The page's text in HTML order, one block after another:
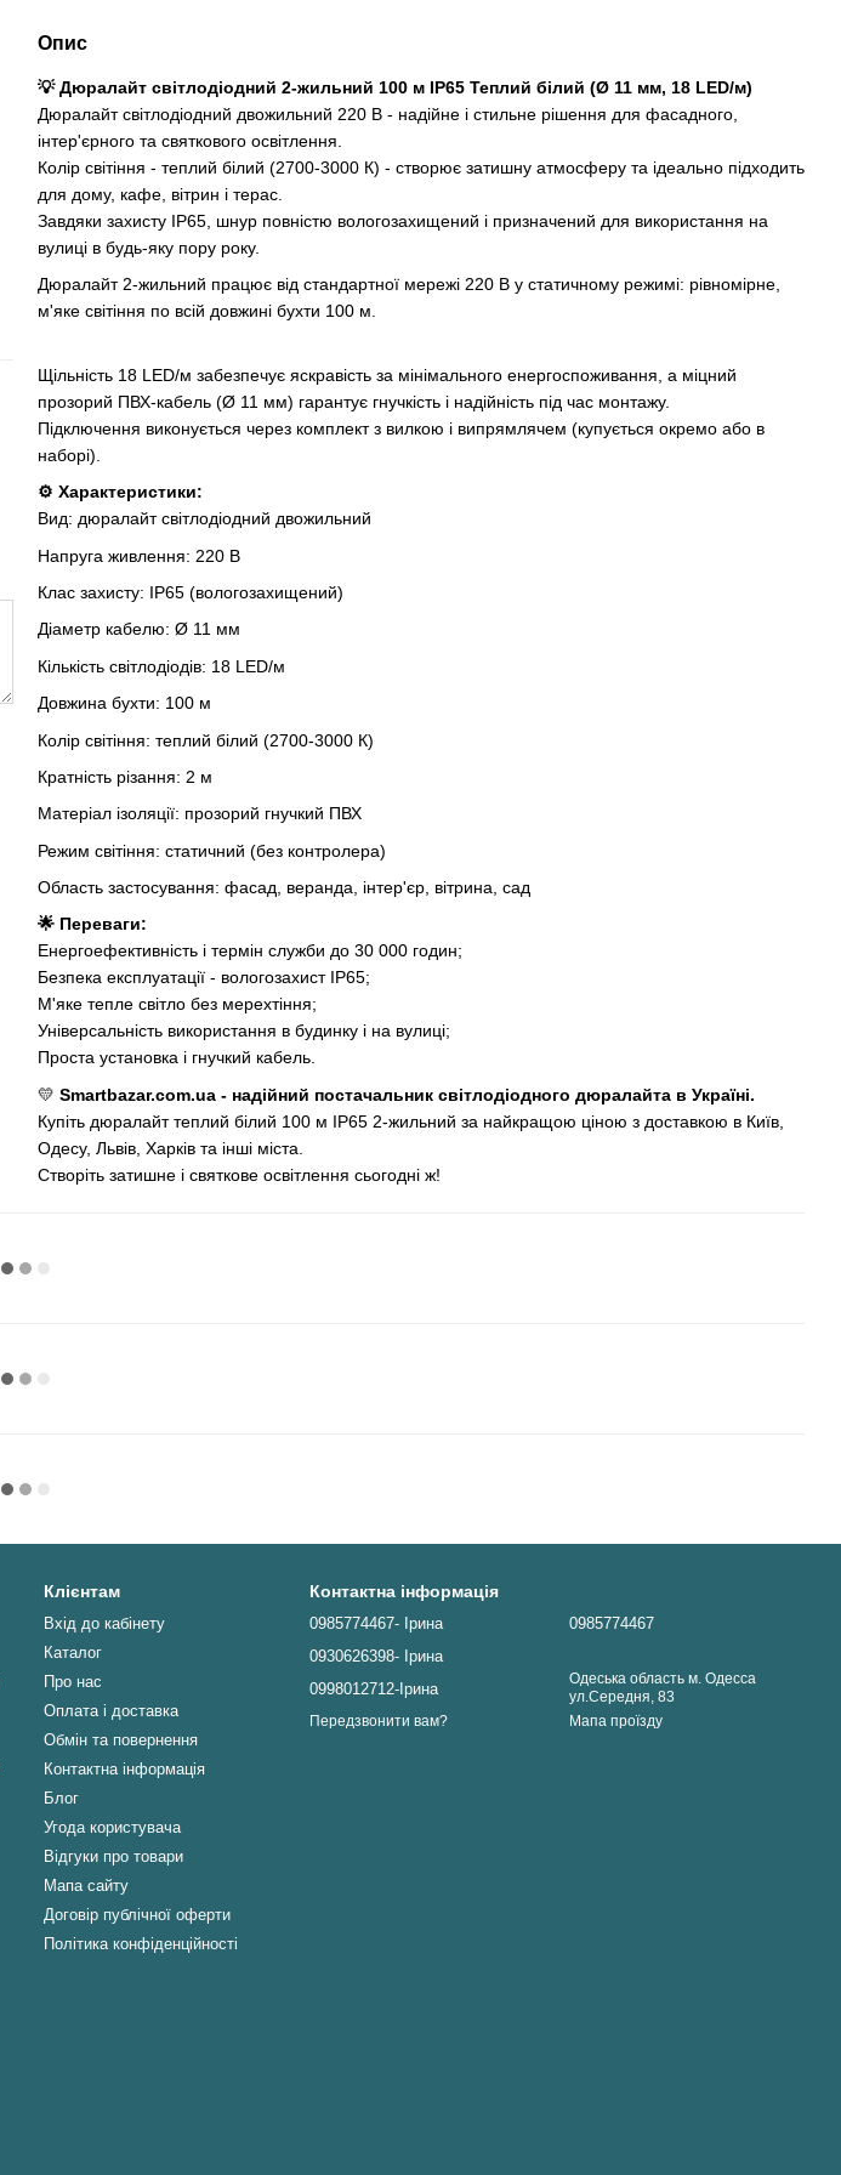
Опис
💡 Дюралайт світлодіодний 2-жильний 100 м IP65 Теплий білий (Ø 11 мм, 18 LED/м)
Дюралайт світлодіодний двожильний 220 В - надійне і стильне рішення для фасадного,
інтер'єрного та святкового освітлення.
Колір світіння - теплий білий (2700-3000 К) - створює затишну атмосферу та ідеально підходить
для дому, кафе, вітрин і терас.
Завдяки захисту IP65, шнур повністю вологозахищений і призначений для використання на
вулиці в будь-яку пору року.
Дюралайт 2-жильний працює від стандартної мережі 220 В у статичному режимі: рівномірне,
м'яке світіння по всій довжині бухти 100 м.
Щільність 18 LED/м забезпечує яскравість за мінімального енергоспоживання, а міцний
прозорий ПВХ-кабель (Ø 11 мм) гарантує гнучкість і надійність під час монтажу.
Підключення виконується через комплект з вилкою і випрямлячем (купується окремо або в
наборі).
⚙️ Характеристики:
Вид: дюралайт світлодіодний двожильний
Напруга живлення: 220 В
Клас захисту: IP65 (вологозахищений)
Діаметр кабелю: Ø 11 мм
Кількість світлодіодів: 18 LED/м
Довжина бухти: 100 м
Колір світіння: теплий білий (2700-3000 К)
Кратність різання: 2 м
Матеріал ізоляції: прозорий гнучкий ПВХ
Режим світіння: статичний (без контролера)
Область застосування: фасад, веранда, інтер'єр, вітрина, сад
🌟 Переваги:
Енергоефективність і термін служби до 30 000 годин;
Безпека експлуатації - вологозахист IP65;
М'яке тепле світло без мерехтіння;
Універсальність використання в будинку і на вулиці;
Проста установка і гнучкий кабель.
💛 Smartbazar.com.ua - надійний постачальник світлодіодного дюралайта в Україні.
Купіть дюралайт теплий білий 100 м IP65 2-жильний за найкращою ціною з доставкою в Київ,
Одесу, Львів, Харків та інші міста.
Створіть затишне і святкове освітлення сьогодні ж!
Клієнтам
Вхід до кабінету
Каталог
Про нас
Оплата і доставка
Обмін та повернення
Контактна інформація
Блог
Угода користувача
Відгуки про товари
Мапа сайту
Договір публічної оферти
Політика конфіденційності
Контактна інформація
0985774467- Ірина
0930626398- Ірина
0998012712-Ірина
Передзвонити вам?
0985774467
Одеська область м. Одесса
ул.Середня, 83
Мапа проїзду